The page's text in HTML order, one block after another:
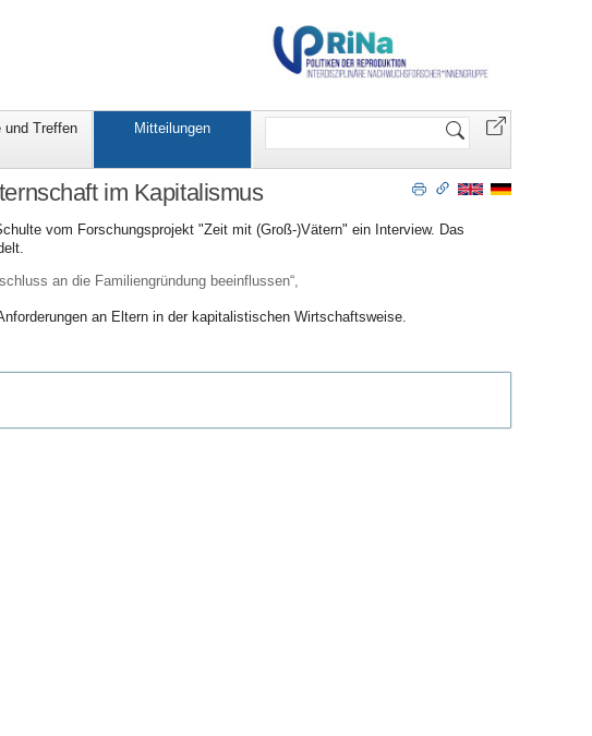
und Treffen Mitteilungen
Website
im Kapitalismus
vom Forschungsprojekt "Zeit mit (Groß-)Vätern" ein Interview. Das
an die Familiengründung beeinflussen“,
an Eltern in der kapitalistischen Wirtschaftsweise.